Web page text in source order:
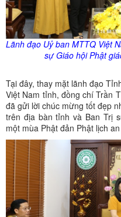
Lãnh đạo Uỷ ban MTTQ Việt
sự Giáo hội Phật
Tại đây, thay mặt lãnh đạo
Việt Nam tỉnh, đồng chí Trần
đã gửi lời chúc mừng tốt đẹp
trên địa bàn tỉnh và Ban Trị
một mùa Phật đản Phật lịch